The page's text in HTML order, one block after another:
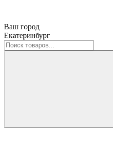
Ваш город
Екатеринбург